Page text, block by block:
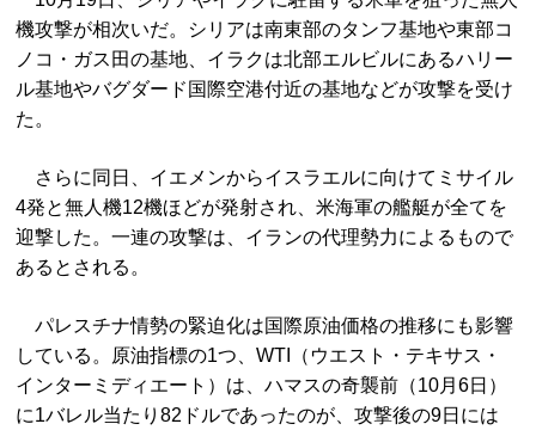
機攻撃が相次いだ。シリアは南東部のタンフ基地や東部コ
ノコ・ガス田の基地、イラクは北部エルビルにあるハリー
ル基地やバグダード国際空港付近の基地などが攻撃を受け
た。
さらに同日、イエメンからイスラエルに向けてミサイル
4発と無人機12機ほどが発射され、米海軍の艦艇が全てを
迎撃した。一連の攻撃は、イランの代理勢力によるもので
あるとされる。
パレスチナ情勢の緊迫化は国際原油価格の推移にも影響
している。原油指標の1つ、WTI（ウエスト・テキサス・
インターミディエート）は、ハマスの奇襲前（10月6日）
に1バレル当たり82ドルであったのが、攻撃後の9日には